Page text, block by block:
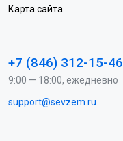
Карта сайта
+7 (846) 312-15-46
9:00 — 18:00, ежедневно
support@sevzem.ru